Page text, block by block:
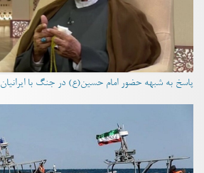
پاسخ به شبهه حضور امام حسین(ع) در جنگ با ایرانیان